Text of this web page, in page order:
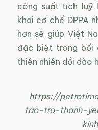
công suất tích luỹ
khai cơ chế DPPA
hơn sẽ giúp Việt
đặc biệt trong bối
thiên nhiên dồi dào
https://
tao-tro-thanh-